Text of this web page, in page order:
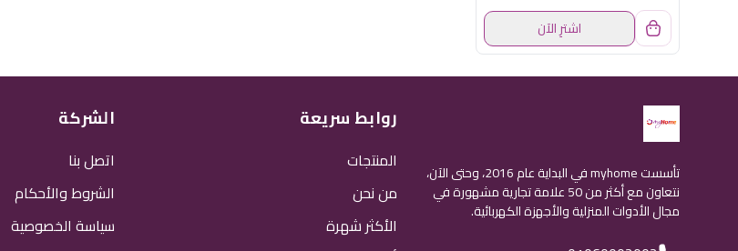
اشترِ الآن
تأسست myhome في البداية عام 2016، وحتى الآن،
نتعاون مع أكثر من 50 علامة تجارية مشهورة في
مجال الأدوات المنزلية والأجهزة الكهربائية.
روابط سريعة
المنتجات
من نحن
الأكثر شهرة
الشركة
اتصل بنا
الشروط والأحكام
سياسة الخصوصية